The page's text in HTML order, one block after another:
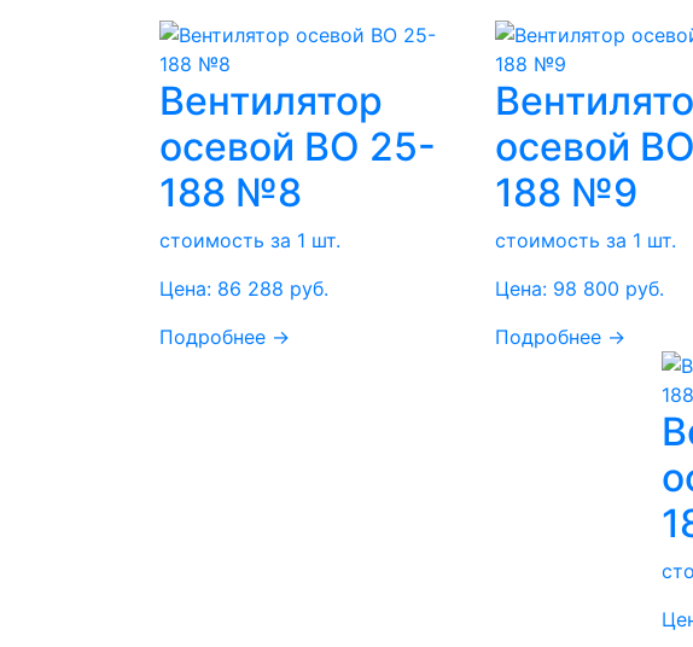
Вентилятор
осевой ВО 25-
188 №8
стоимость за 1 шт.
Цена: 86 288 руб.
Подробнее →
осевой
188 №9
стоимость за 1 шт.
Цена: 98 800 руб.
Подробнее →